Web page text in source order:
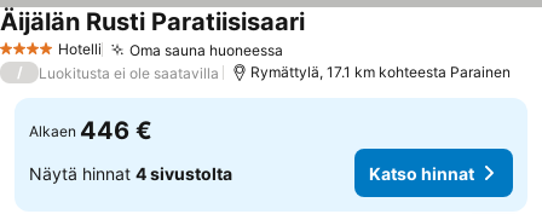
4 Tähtiluokitus
Hotelli Oma sauna huoneessa
Äijälän Rusti Paratiisisaari
/ Luokitusta ei ole saatavilla Rymättylä, 17.1 km kohteesta Parainen
Alkaen 446 €
Näytä hinnat 4 sivustolta Katso hinnat